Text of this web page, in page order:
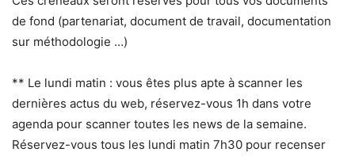
de fond (partenariat, document de travail, documentation
sur méthodologie …)
** Le lundi matin : vous êtes plus apte à scanner les
dernières actus du web, réservez-vous 1h dans votre
agenda pour scanner toutes les news de la semaine.
Réservez-vous tous les lundi matin 7h30 pour recenser